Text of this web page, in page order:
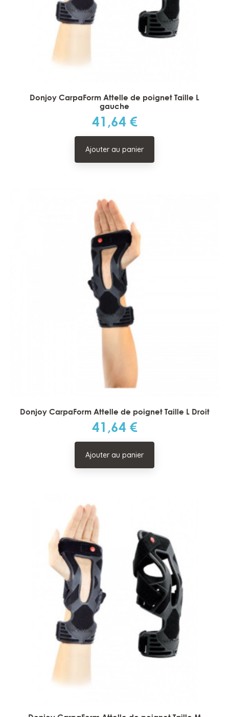
Donjoy CarpaForm Attelle de poignet Taille L
gauche
Prix
41,64 €
Ajouter au panier
Donjoy CarpaForm Attelle de poignet Taille L Droit
Prix
41,64 €
Ajouter au panier